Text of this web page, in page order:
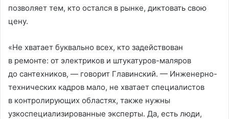
позволяет тем, кто остался в рынке, диктовать свою
цену.
«Не хватает буквально всех, кто задействован
в ремонте: от электриков и штукатуров-маляров
до сантехников, — говорит Главинский. — Инженерно-
технических кадров мало, не хватает специалистов
в контролирующих областях, также нужны
узкоспециализированные эксперты. Да, есть люди,